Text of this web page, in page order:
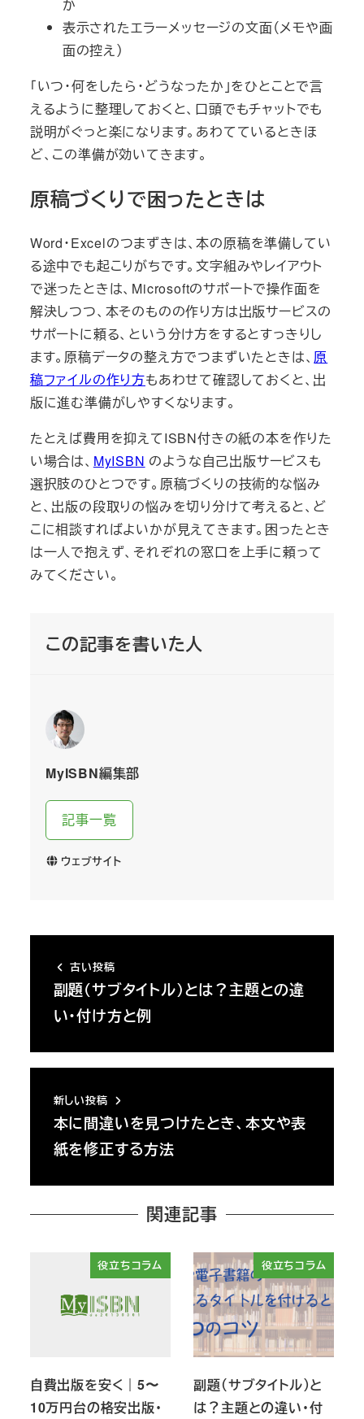
か
表示されたエラーメッセージの文面（メモや画
面の控え）
「いつ・何をしたら・どうなったか」をひとことで言
えるように整理しておくと、口頭でもチャットでも
説明がぐっと楽になります。あわてているときほ
ど、この準備が効いてきます。
原稿づくりで困ったときは
Word・Excelのつまずきは、本の原稿を準備してい
る途中でも起こりがちです。文字組みやレイアウト
で迷ったときは、Microsoftのサポートで操作面を
解決しつつ、本そのものの作り方は出版サービスの
サポートに頼る、という分け方をするとすっきりし
ます。原稿データの整え方でつまずいたときは、 原
稿ファイルの作り方もあわせて確認しておくと、出
版に進む準備がしやすくなります。
たとえば費用を抑えてISBN付きの紙の本を作りた
い場合は、 MyISBN のような自己出版サービスも
選択肢のひとつです。原稿づくりの技術的な悩み
と、出版の段取りの悩みを切り分けて考えると、ど
こに相談すればよいかが見えてきます。困ったとき
は一人で抱えず、それぞれの窓口を上手に頼って
みてください。
この記事を書いた人
MyISBN編集部
記事一覧
ウェブサイト
古い投稿
副題（サブタイトル）とは？主題との違
い・付け方と例
新しい投稿
本に間違いを見つけたとき、本文や表
紙を修正する方法
関連記事
役立ちコラム
自費出版を安く｜5〜
10万円台の格安出版・
役立ちコラム
副題（サブタイトル）と
は？主題との違い・付